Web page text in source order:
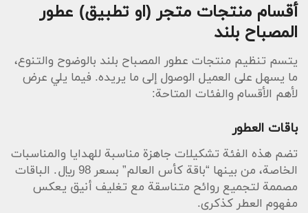
أقسام منتجات متجر (او تطبيق) عطور
المصباح بلند
يتسم تنظيم منتجات عطور المصباح بلند بالوضوح والتنوع،
ما يسهل على العميل الوصول إلى ما يريده. فيما يلي عرض
لأهم الأقسام والفئات المتاحة:
باقات العطور
تضم هذه الفئة تشكيلات جاهزة مناسبة للهدايا والمناسبات
الخاصة، من بينها “باقة كأس العالم” بسعر 98 ريال. الباقات
مصممة لتجميع روائح متناسقة مع تغليف أنيق يعكس
مفهوم العطر كذكرى.